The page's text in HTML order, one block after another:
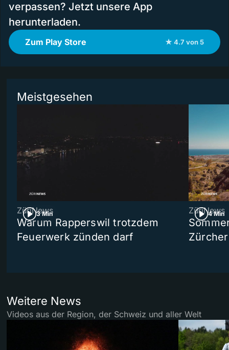
verpassen? Jetzt unsere App
herunterladen.
Zum Play Store ★ 4.7 von 5
Meistgesehen
3 Min
ZüriNews
Warum Rapperswil trotzdem
Feuerwerk zünden darf
4 Min
ZüriNews
Weitere News
Videos aus der Region, der Schweiz und aller Welt